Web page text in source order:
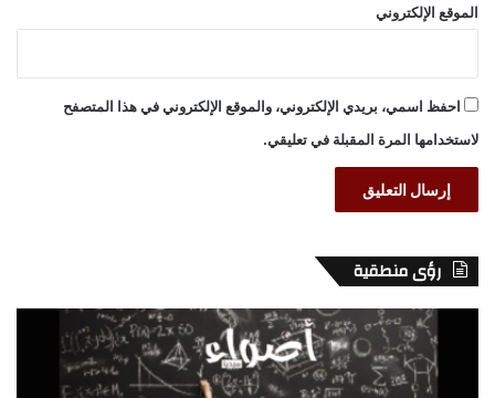
الموقع الإلكتروني
احفظ اسمي، بريدي الإلكتروني، والموقع الإلكتروني في هذا المتصفح
لاستخدامها المرة المقبلة في تعليقي.
رؤى منطقية